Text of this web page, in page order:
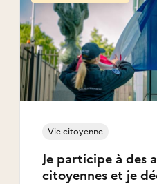
Je participe à des
citoyennes et je
Vie citoyenne